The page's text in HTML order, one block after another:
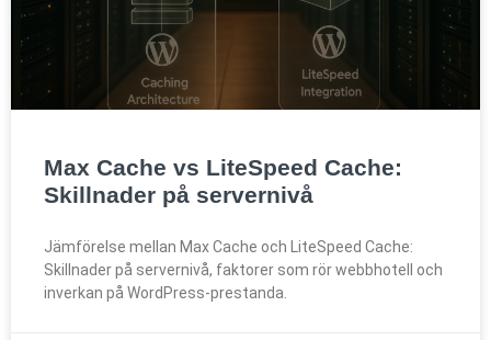
Max Cache vs LiteSpeed Cache:
Skillnader på servernivå
Jämförelse mellan Max Cache och LiteSpeed Cache:
Skillnader på servernivå, faktorer som rör webbhotell och
inverkan på WordPress-prestanda.